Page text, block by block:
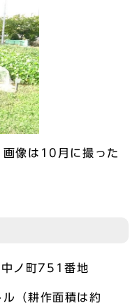
画像は10月に撮った
中ノ町751番地
（耕作面積は約